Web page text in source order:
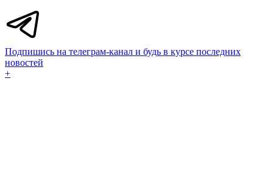
Подпишись на телеграм-канал и будь в курсе последних
новостей
+